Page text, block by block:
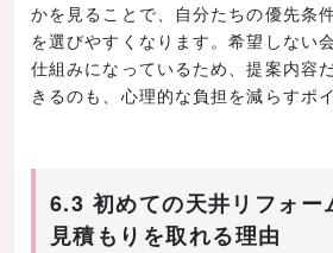
かを見ることで、自分たちの優先条
を選びやすくなります。希望しない
仕組みになっているため、提案内容
きるのも、心理的な負担を減らすポ
6.3 初めての天井リフォー
見積もりを取れる理由